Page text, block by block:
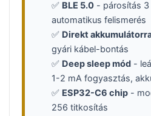
✅ BLE 5.0 - párosítás
automatikus felismerés
✅ Direkt
gyári kábel-bontás
✅ Deep sleep mód -
1-2 mA fogyasztás,
✅ ESP32-C6 chip -
256 titkosítás